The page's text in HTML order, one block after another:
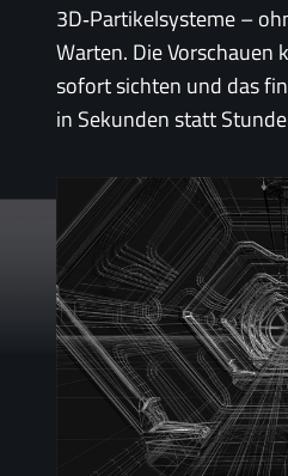
3D‑Partikelsysteme –
Warten. Die Vorschauen
sofort sichten und das
in Sekunden statt